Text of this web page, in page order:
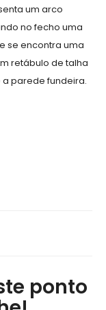
um arco
no fecho uma
se encontra uma
retábulo de talha
parede fundeira.
ponto